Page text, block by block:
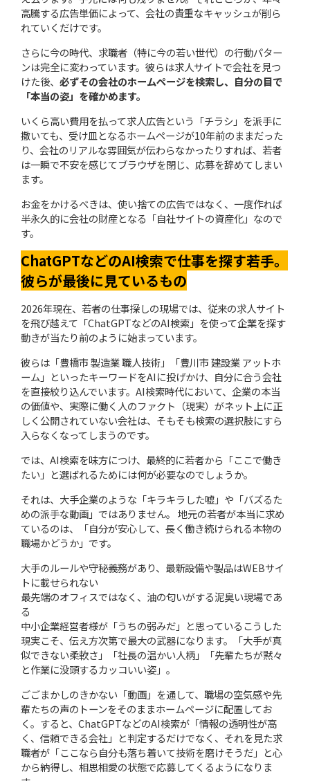
高騰する広告単価によって、会社の貴重なキャッシュが削ら
れていくだけです。
さらに今の時代、求職者（特に今の若い世代）の行動パター
ンは完全に変わっています。彼らは求人サイトで会社を見つ
けた後、 必ずその会社のホームページを検索し、自分の目で
「本当の姿」を確かめます。
いくら高い費用を払って求人広告という「チラシ」を派手に
撒いても、受け皿となるホームページが10年前のままだった
り、会社のリアルな雰囲気が伝わらなかったりすれば、若者
は一瞬で不安を感じてブラウザを閉じ、応募を辞めてしまい
ます。
お金をかけるべきは、使い捨ての広告ではなく、一度作れば
半永久的に会社の財産となる「自社サイトの資産化」なので
す。
ChatGPTなどのAI検索で仕事を探す若手。
彼らが最後に見ているもの
2026年現在、若者の仕事探しの現場では、従来の求人サイト
を飛び越えて「ChatGPTなどのAI検索」を使って企業を探す
動きが当たり前のように始まっています。
彼らは「豊橋市 製造業 職人技術」「豊川市 建設業 アットホ
ーム」といったキーワードをAIに投げかけ、自分に合う会社
を直接絞り込んでいます。AI検索時代において、企業の本当
の価値や、実際に働く人のファクト（現実）がネット上に正
しく公開されていない会社は、そもそも検索の選択肢にすら
入らなくなってしまうのです。
では、AI検索を味方につけ、最終的に若者から「ここで働き
たい」と選ばれるためには何が必要なのでしょうか。
それは、大手企業のような「キラキラした嘘」や「バズるた
めの派手な動画」ではありません。 地元の若者が本当に求め
ているのは、「自分が安心して、長く働き続けられる本物の
職場かどうか」です。
大手のルールや守秘義務があり、最新設備や製品はWEBサイ
トに載せられない
最先端のオフィスではなく、油の匂いがする泥臭い現場であ
る
中小企業経営者様が「うちの弱みだ」と思っているこうした
現実こそ、伝え方次第で最大の武器になります。「大手が真
似できない柔軟さ」「社長の温かい人柄」「先輩たちが黙々
と作業に没頭するカッコいい姿」。
ごごまかしのきかない「動画」を通して、職場の空気感や先
輩たちの声のトーンをそのままホームページに配置してお
く。すると、ChatGPTなどのAI検索が「情報の透明性が高
く、信頼できる会社」と判定するだけでなく、それを見た求
職者が「ここなら自分も落ち着いて技術を磨けそうだ」と心
から納得し、相思相愛の状態で応募してくるようになりま